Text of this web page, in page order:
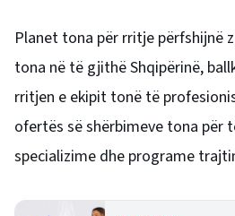
Planet tona për rritje përfshijnë
tona në të gjithë Shqipërinë,
rritjen e ekipit tonë të
ofertës së shërbimeve tona për
specializime dhe programe